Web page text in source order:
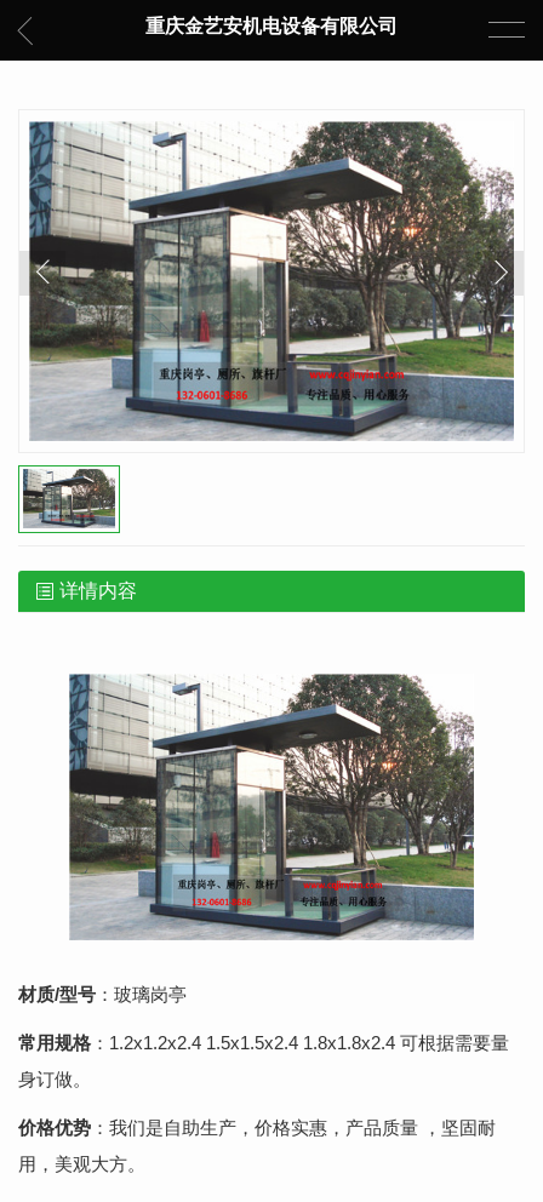
重庆金艺安机电设备有限公司
详情内容
材质/型号 ：玻璃岗亭
常用规格 ：1.2x1.2x2.4 1.5x1.5x2.4 1.8x1.8x2.4 可根据需要量
身订做。
价格优势 ：我们是自助生产，价格实惠，产品质量 ，坚固耐
用，美观大方。